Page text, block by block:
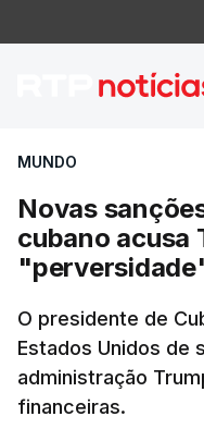
Novas
MUNDO
Novas
cubano acusa
O presidente de
Estados Unidos de
administração
financeiras.